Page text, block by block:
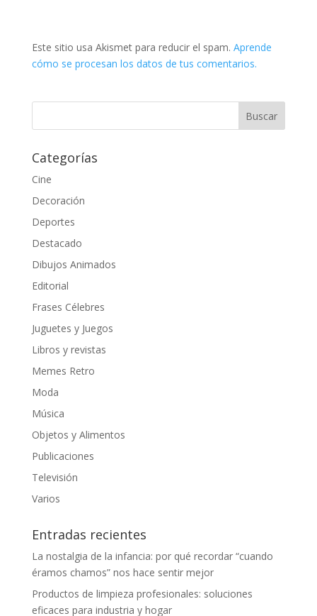
Este sitio usa Akismet para reducir el spam. Aprende
cómo se procesan los datos de tus comentarios.
Categorías
Cine
Decoración
Deportes
Destacado
Dibujos Animados
Editorial
Frases Célebres
Juguetes y Juegos
Libros y revistas
Memes Retro
Moda
Música
Objetos y Alimentos
Publicaciones
Televisión
Varios
Entradas recientes
La nostalgia de la infancia: por qué recordar “cuando
éramos chamos” nos hace sentir mejor
Productos de limpieza profesionales: soluciones
eficaces para industria y hogar